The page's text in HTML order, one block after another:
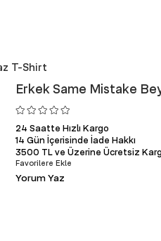
T-Shirt
Erkek Same Mistake
24 Saatte Hızlı Kargo
14 Gün İçerisinde İade Hakkı
3500 TL ve Üzerine Ücretsiz
Favorilere Ekle
Yorum Yaz